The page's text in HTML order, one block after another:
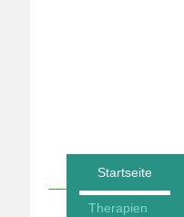
Startseite
Therapien